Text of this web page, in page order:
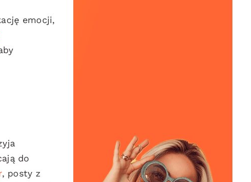
emocji,
do
, posty z